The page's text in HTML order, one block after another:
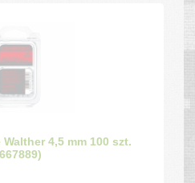
4,5 mm 100 szt.